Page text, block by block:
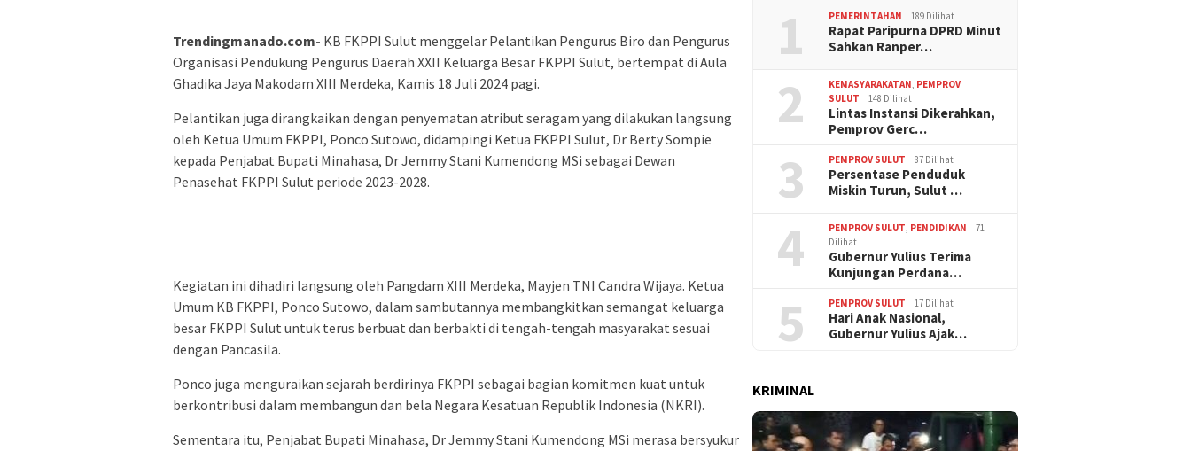
Trendingmanado.com- KB FKPPI Sulut menggelar Pelantikan Pengurus Biro dan Pengurus
Organisasi Pendukung Pengurus Daerah XXII Keluarga Besar FKPPI Sulut, bertempat di Aula
Ghadika Jaya Makodam XIII Merdeka, Kamis 18 Juli 2024 pagi.
Pelantikan juga dirangkaikan dengan penyematan atribut seragam yang dilakukan langsung
oleh Ketua Umum FKPPI, Ponco Sutowo, didampingi Ketua FKPPI Sulut, Dr Berty Sompie
kepada Penjabat Bupati Minahasa, Dr Jemmy Stani Kumendong MSi sebagai Dewan
Penasehat FKPPI Sulut periode 2023-2028.
Kegiatan ini dihadiri langsung oleh Pangdam XIII Merdeka, Mayjen TNI Candra Wijaya. Ketua
Umum KB FKPPI, Ponco Sutowo, dalam sambutannya membangkitkan semangat keluarga
besar FKPPI Sulut untuk terus berbuat dan berbakti di tengah-tengah masyarakat sesuai
dengan Pancasila.
Ponco juga menguraikan sejarah berdirinya FKPPI sebagai bagian komitmen kuat untuk
berkontribusi dalam membangun dan bela Negara Kesatuan Republik Indonesia (NKRI).
Sementara itu, Penjabat Bupati Minahasa, Dr Jemmy Stani Kumendong MSi merasa bersyukur
1 PEMERINTAHAN 189 Dilihat
Rapat Paripurna DPRD Minut
Sahkan Ranper…
2 KEMASYARAKATAN PEMPROV
SULUT
148 Dilihat
Lintas Instansi Dikerahkan,
Pemprov Gerc…
3 PEMPROV SULUT 87 Dilihat
Persentase Penduduk
Miskin Turun, Sulut …
4 PEMPROV SULUT PENDIDIKAN
71
Dilihat
Gubernur Yulius Terima
Kunjungan Perdana…
5 PEMPROV SULUT 17 Dilihat
Hari Anak Nasional,
Gubernur Yulius Ajak…
KRIMINAL